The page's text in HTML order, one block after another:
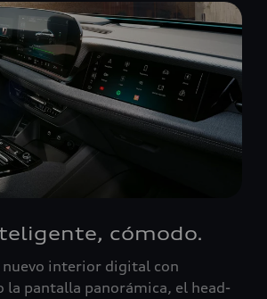
cómodo.
interior digital con
la pantalla panorámica, el head-